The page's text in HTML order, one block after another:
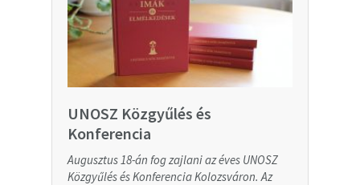
UNOSZ Közgyűlés és
Konferencia
Augusztus 18-án fog zajlani az éves UNOSZ
Közgyűlés és Konferencia Kolozsváron. Az